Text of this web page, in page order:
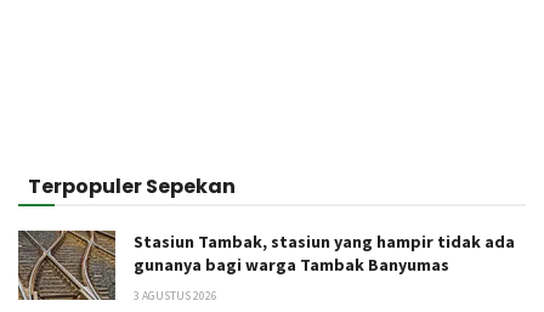
Terpopuler Sepekan
Stasiun Tambak, stasiun yang hampir tidak ada
gunanya bagi warga Tambak Banyumas
3 AGUSTUS 2026